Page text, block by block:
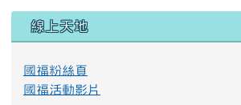
左邊區域內容
線上天地
國福粉絲頁
國福活動影片
頁尾區域